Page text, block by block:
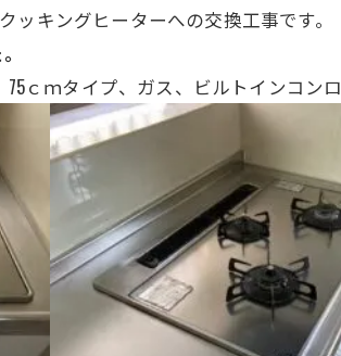
キングヒーターへの交換工事です。
ｃｍタイプ、ガス、ビルトインコンロ